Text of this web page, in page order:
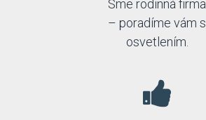
Sme rodinná firma
– poradíme vám s
osvetlením.